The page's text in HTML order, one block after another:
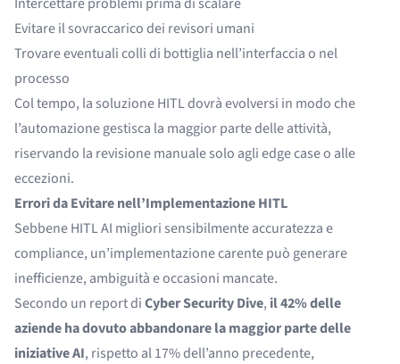
Evitare il sovraccarico dei revisori umani
Trovare eventuali colli di bottiglia nell’interfaccia o nel
processo
Col tempo, la soluzione HITL dovrà evolversi in modo che
l’automazione gestisca la maggior parte delle attività,
riservando la revisione manuale solo agli edge case o alle
eccezioni.
Errori da Evitare nell’Implementazione HITL
Sebbene HITL AI migliori sensibilmente accuratezza e
compliance, un’implementazione carente può generare
inefficienze, ambiguità e occasioni mancate.
Secondo un report diCyber Security Dive, il 42% delle
aziende ha dovuto abbandonare la maggior parte delle
iniziative AI, rispetto al 17% dell’anno precedente,